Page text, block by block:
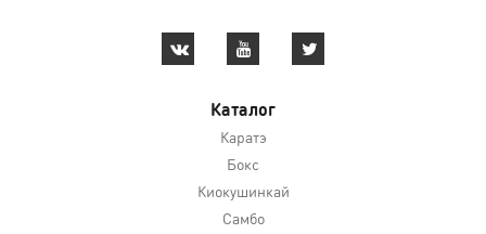
Каталог
Каратэ
Бокс
Киокушинкай
Самбо